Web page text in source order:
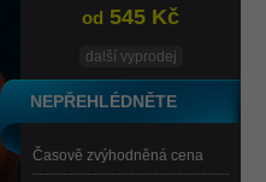
od 545 Kč
další vyprodej
NEPŘEHLÉDNĚTE
Časově zvýhodněná cena